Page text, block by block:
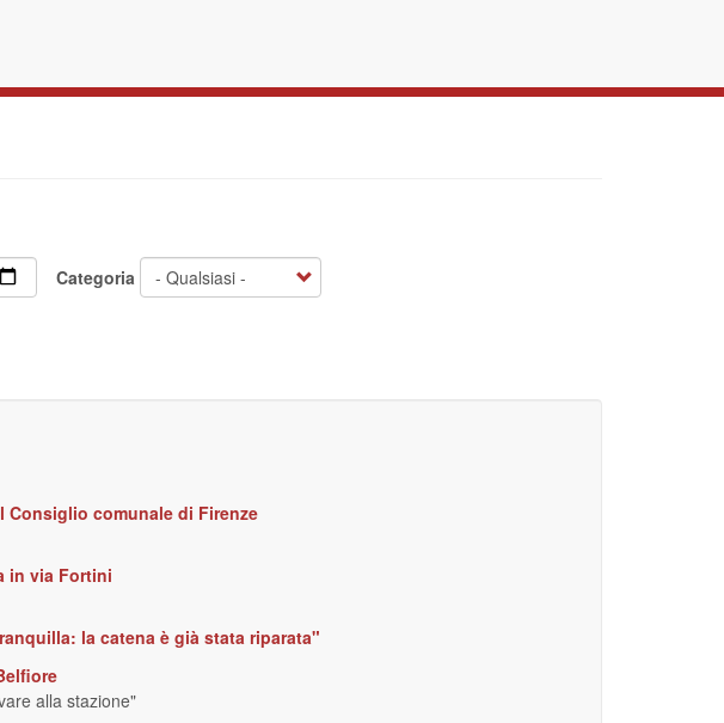
Categoria
Consiglio comunale di Firenze
in via Fortini
la catena è già stata riparata"
alla stazione"